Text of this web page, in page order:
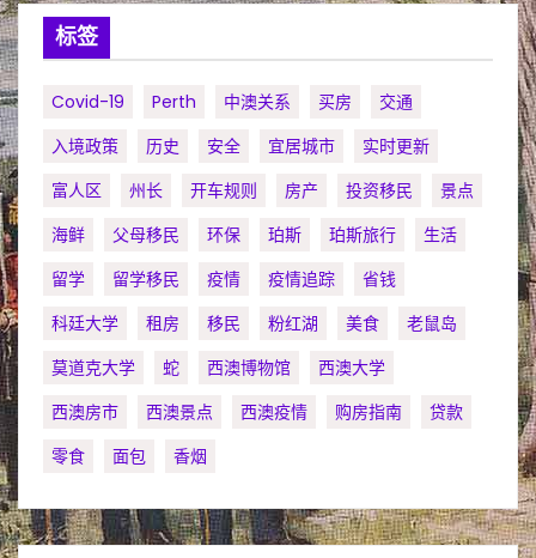
标签
Covid-19 Perth 中澳关系 买房
交通
入境政策
历史 安全 宜居城市
实时更新
富人区
州长 开车规则 房产 投资移民
景点
海鲜
父母移民 环保 珀斯 珀斯旅行
生活
留学
留学移民 疫情 疫情追踪
省钱
科廷大学
租房 移民 粉红湖 美食
老鼠岛
莫道克大学
蛇 西澳博物馆
西澳大学
西澳房市
西澳景点 西澳疫情 购房指南
贷款
零食
面包 香烟